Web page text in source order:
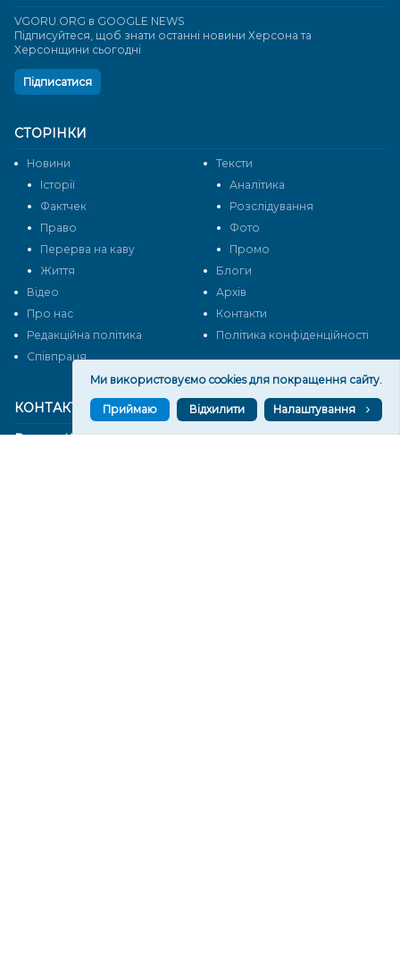
КОНТАКТИ
Редакційний відділ:
СТОРІНКИ
Новини
Тексти
Історії
Аналітика
Фактчек
Розслідування
Право
Фото
Перерва на каву
Промо
Життя
Блоги
Відео
Архів
Про нас
Контакти
Редакційна політика
Політика конфіденційності
Cпівпраця
VGORU.ORG в GOOGLE NEWS
Підписуйтеся, щоб знати останні новини Херсона та
Херсонщини сьогодні
Підписатися
Ми використовуємо cookies для покращення сайту.
Приймаю Відхилити Налаштування